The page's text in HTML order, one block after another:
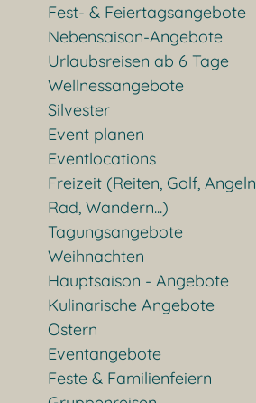
Fest- & Feiertagsangebote
Nebensaison-Angebote
Urlaubsreisen ab 6 Tage
Wellnessangebote
Silvester
Event planen
Eventlocations
Freizeit (Reiten, Golf, Angeln,
Rad, Wandern...)
Tagungsangebote
Weihnachten
Hauptsaison - Angebote
Kulinarische Angebote
Ostern
Eventangebote
Feste & Familienfeiern